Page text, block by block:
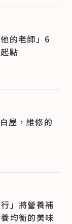
的老師」6
點
屋，維修的
」將營養補
均衡的美味